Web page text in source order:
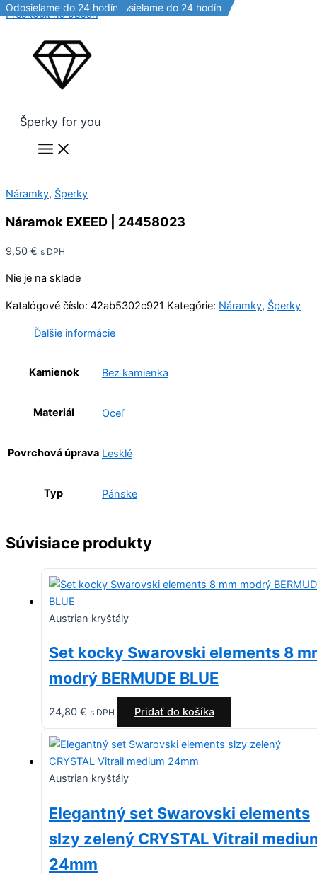
Preskočiť na obsah
Šperky for you
Náramky, Šperky
Náramok EXEED | 24458023
9,50 € s DPH
Nie je na sklade
Katalógové číslo: 42ab5302c921 Kategórie: Náramky, Šperky
Ďalšie informácie
Kamienok Bez kamienka
Materiál Oceľ
Povrchová úprava Lesklé
Typ Pánske
Súvisiace produkty
Odosielame do 24 hodín
Austrian kryštály
Set kocky Swarovski elements 8
modrý BERMUDE BLUE
24,80 € s DPH Pridať do košíka
Doprava zdarma! Odosielame do 24 hodín
Austrian kryštály
Elegantný set Swarovski elements
slzy zelený CRYSTAL Vitrail
24mm
Odosielame do 24 hodín